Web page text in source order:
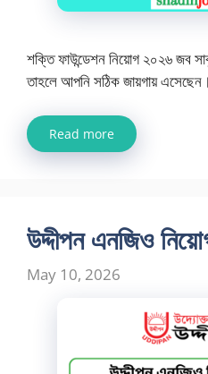
শক্তি ফাউন্ডেশন নিয়োগ ২০২৬ জব
তাহলে আপনি সঠিক জায়গায়
Read more
উদ্দীপন এনজিও
May 10, 2026